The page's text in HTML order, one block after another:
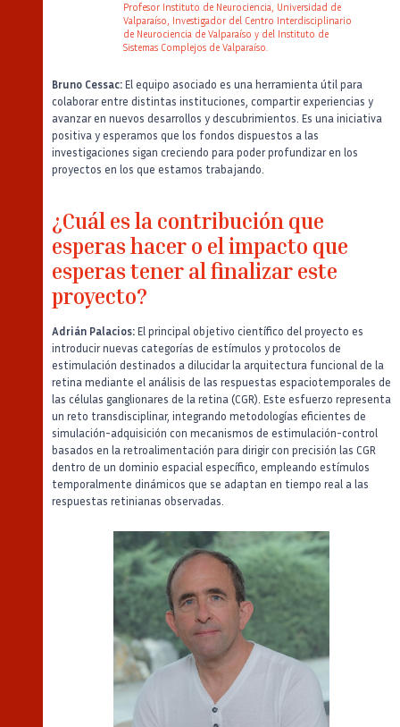
Profesor Instituto de Neurociencia, Universidad de
Valparaíso, Investigador del Centro Interdisciplinario
de Neurociencia de Valparaíso y del Instituto de
Sistemas Complejos de Valparaíso.
Bruno Cessac: El equipo asociado es una herramienta útil para
colaborar entre distintas instituciones, compartir experiencias y
avanzar en nuevos desarrollos y descubrimientos. Es una iniciativa
positiva y esperamos que los fondos dispuestos a las
investigaciones sigan creciendo para poder profundizar en los
proyectos en los que estamos trabajando.
¿Cuál es la contribución que
esperas hacer o el impacto que
esperas tener al finalizar este
proyecto?
Adrián Palacios: El principal objetivo científico del proyecto es
introducir nuevas categorías de estímulos y protocolos de
estimulación destinados a dilucidar la arquitectura funcional de la
retina mediante el análisis de las respuestas espaciotemporales de
las células ganglionares de la retina (CGR). Este esfuerzo representa
un reto transdisciplinar, integrando metodologías eficientes de
simulación-adquisición con mecanismos de estimulación-control
basados en la retroalimentación para dirigir con precisión las CGR
dentro de un dominio espacial específico, empleando estímulos
temporalmente dinámicos que se adaptan en tiempo real a las
respuestas retinianas observadas.